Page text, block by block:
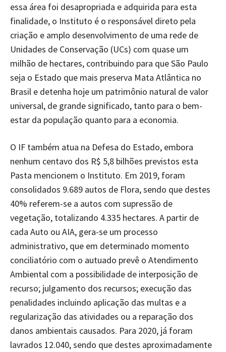
essa área foi desapropriada e adquirida para esta
finalidade, o Instituto é o responsável direto pela
criação e amplo desenvolvimento de uma rede de
Unidades de Conservação (UCs) com quase um
milhão de hectares, contribuindo para que São Paulo
seja o Estado que mais preserva Mata Atlântica no
Brasil e detenha hoje um patrimônio natural de valor
universal, de grande significado, tanto para o bem-
estar da população quanto para a economia.
O IF também atua na Defesa do Estado, embora
nenhum centavo dos R$ 5,8 bilhões previstos esta
Pasta mencionem o Instituto. Em 2019, foram
consolidados 9.689 autos de Flora, sendo que destes
40% referem-se a autos com supressão de
vegetação, totalizando 4.335 hectares. A partir de
cada Auto ou AIA, gera-se um processo
administrativo, que em determinado momento
conciliatório com o autuado prevê o Atendimento
Ambiental com a possibilidade de interposição de
recurso; julgamento dos recursos; execução das
penalidades incluindo aplicação das multas e a
regularização das atividades ou a reparação dos
danos ambientais causados. Para 2020, já foram
lavrados 12.040, sendo que destes aproximadamente